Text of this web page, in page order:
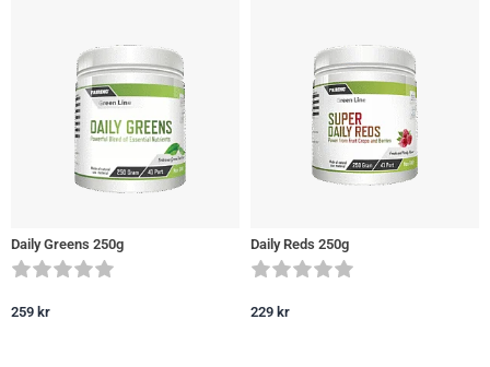
Daily Greens 250g
259 kr
Daily Reds 250g
229 kr